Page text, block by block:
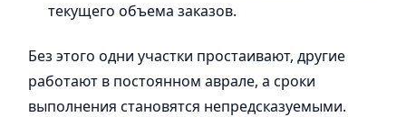
текущего объема заказов.
Без этого одни участки простаивают, другие
работают в постоянном аврале, а сроки
выполнения становятся непредсказуемыми.